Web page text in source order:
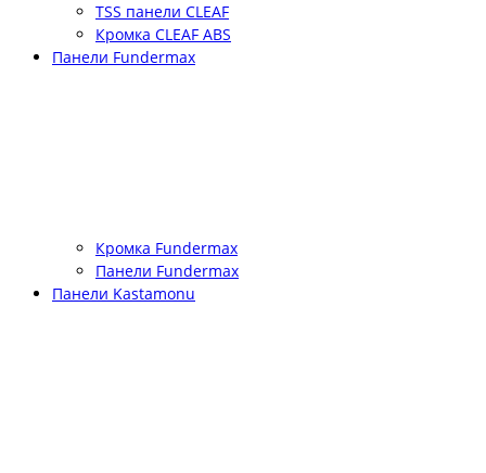
TSS панели CLEAF
Кромка CLEAF ABS
Панели Fundermax
Кромка Fundermax
Панели Fundermax
Панели Kastamonu